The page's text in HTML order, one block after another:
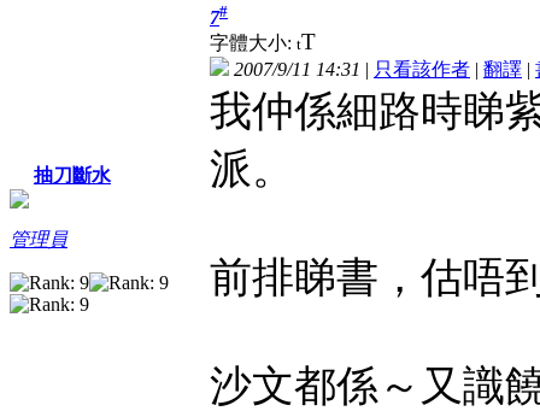
抽刀斷水
管理員
7#
字體大小: tT
2007/9/11 14:31 | 只看該作者 | 翻譯 |
我仲係細路時睇
派。
前排睇書，估唔
沙文都係～又識